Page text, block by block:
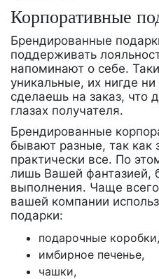
Корпоративные
Брендированные
поддерживать
напоминают о себе.
уникальные, их нигде
сделаешь на заказ, что
глазах получателя.
Брендированные
бывают разные, так как
практически все. По
лишь Вашей фантазией,
выполнения. Чаще
вашей компании
подарки:
подарочные коробки,
имбирное печенье,
чашки,